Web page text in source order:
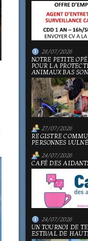
28/07/2026
NOTRE PETITE
POUR LA
ANIMAUX BAS
27/07/2026
REGISTRE
PERSONNES
24/07/2026
CAFÉ DES
24/07/2026
UN TOURNOI DE
ESTIVAL DE